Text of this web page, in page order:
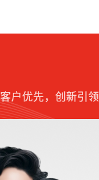
客户优先，创新引领